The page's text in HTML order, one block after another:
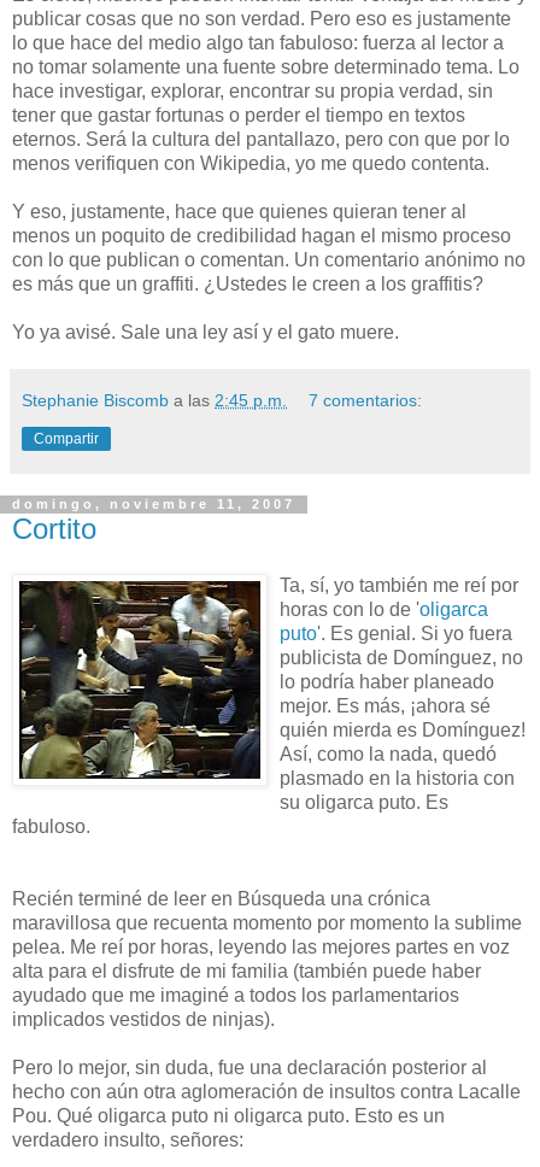
publicar cosas que no son verdad. Pero eso es justamente
lo que hace del medio algo tan fabuloso: fuerza al lector a
no tomar solamente una fuente sobre determinado tema. Lo
hace investigar, explorar, encontrar su propia verdad, sin
tener que gastar fortunas o perder el tiempo en textos
eternos. Será la cultura del pantallazo, pero con que por lo
menos verifiquen con Wikipedia, yo me quedo contenta.
Y eso, justamente, hace que quienes quieran tener al
menos un poquito de credibilidad hagan el mismo proceso
con lo que publican o comentan. Un comentario anónimo no
es más que un graffiti. ¿Ustedes le creen a los graffitis?
Yo ya avisé. Sale una ley así y el gato muere.
Stephanie Biscomb a las 2:45 p.m. 7 comentarios:
Compartir
domingo, noviembre 11, 2007
Cortito
Ta, sí, yo también me reí por
horas con lo de 'oligarca
puto'. Es genial. Si yo fuera
publicista de Domínguez, no
lo podría haber planeado
mejor. Es más, ¡ahora sé
quién mierda es Domínguez!
Así, como la nada, quedó
plasmado en la historia con
su oligarca puto. Es
fabuloso.
Recién terminé de leer en Búsqueda una crónica
maravillosa que recuenta momento por momento la sublime
pelea. Me reí por horas, leyendo las mejores partes en voz
alta para el disfrute de mi familia (también puede haber
ayudado que me imaginé a todos los parlamentarios
implicados vestidos de ninjas).
Pero lo mejor, sin duda, fue una declaración posterior al
hecho con aún otra aglomeración de insultos contra Lacalle
Pou. Qué oligarca puto ni oligarca puto. Esto es un
verdadero insulto, señores: